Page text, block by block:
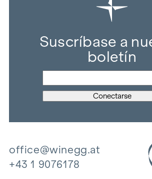
Suscríbase a
boletín
office@winegg.at
+43 1 9076178